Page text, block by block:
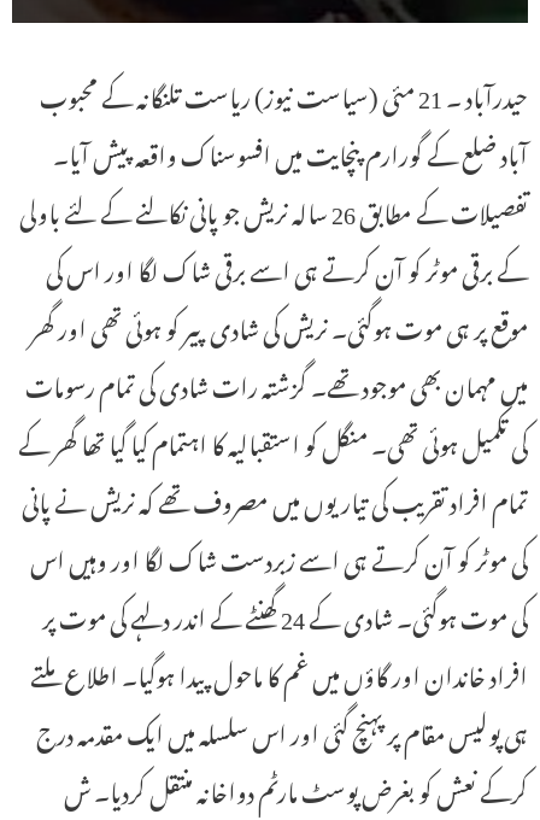
حیدرآباد ۔ 21 مئی (سیاست نیوز) ریاست تلنگانہ کے محبوب
آباد ضلع کے گورارم پنچایت میں افسوسناک واقعہ پیش آیا۔
تفصیلات کے مطابق 26 سالہ نریش جو پانی نکالنے کے لئے باولی
کے برقی موٹر کو آن کرتے ہی اسے برقی شاک لگا اور اس کی
موقع پر ہی موت ہوگئی۔ نریش کی شادی پیر کو ہوئی تھی اور گھر
میں مہمان بھی موجود تھے۔ گزشتہ رات شادی کی تمام رسومات
کی تکمیل ہوئی تھی۔ منگل کو استقبالیہ کا اہتمام کیا گیا تھا گھر کے
تمام افراد تقریب کی تیاریوں میں مصروف تھے کہ نریش نے پانی
کی موٹر کو آن کرتے ہی اسے زبردست شاک لگا اور وہیں اس
کی موت ہوگئی۔ شادی کے 24 گھنٹے کے اندر دلہے کی موت پر
افراد خاندان اور گاؤں میں غم کا ماحول پیدا ہوگیا۔ اطلاع ملتے
ہی پولیس مقام پر پہنچ گئی اور اس سلسلہ میں ایک مقدمہ درج
کرکے نعش کو بغرض پوسٹ مارٹم دواخانہ منتقل کردیا۔ ش